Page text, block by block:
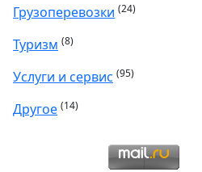
Грузоперевозки (24)
Туризм (8)
Услуги и сервис (95)
Другое (14)